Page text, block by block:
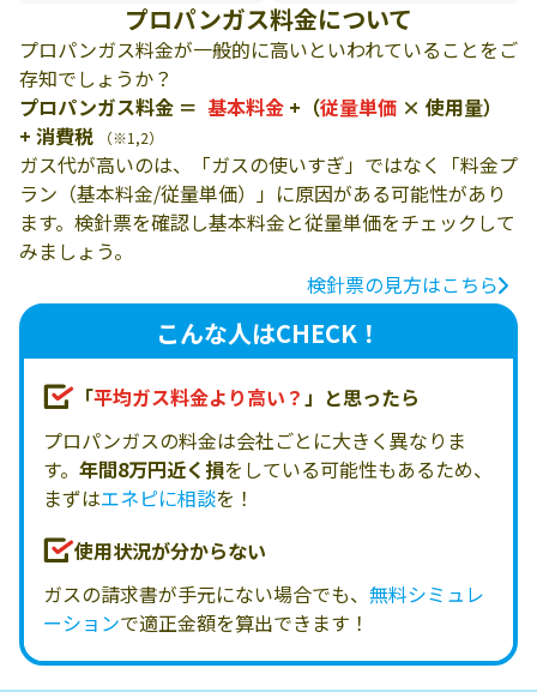
プロパンガス料金について
プロパンガス料金が一般的に高いといわれていることをご
存知でしょうか？
プロパンガス料金 ＝ 基本料金 +（従量単価 × 使用量）
+ 消費税
（※1,2）
ガス代が高いのは、「ガスの使いすぎ」ではなく「料金プ
ラン（基本料金/従量単価）」に原因がある可能性があり
ます。検針票を確認し基本料金と従量単価をチェックして
みましょう。
検針票の見方はこちら
こんな人はCHECK！
「平均ガス料金より高い？」と思ったら
プロパンガスの料金は会社ごとに大きく異なりま
す。 年間8万円近く損をしている可能性もあるため、
まずはエネピに相談を！
使用状況が分からない
ガスの請求書が手元にない場合でも、 無料シミュレ
ーションで適正金額を算出できます！